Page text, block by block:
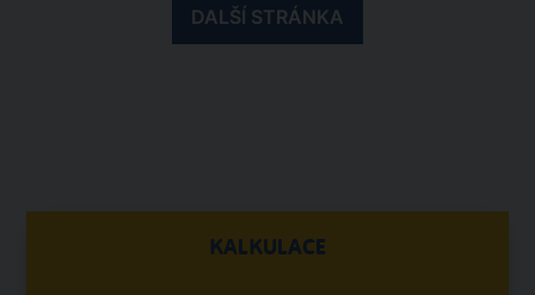
DALŠÍ STRÁNKA
KALKULACE